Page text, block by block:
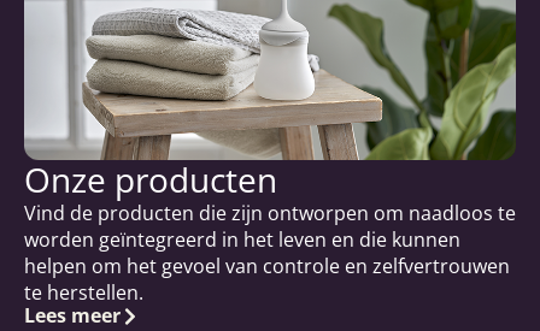
Onze producten
Vind de producten die zijn ontworpen om naadloos te
worden geïntegreerd in het leven en die kunnen
helpen om het gevoel van controle en zelfvertrouwen
te herstellen.
Lees meer